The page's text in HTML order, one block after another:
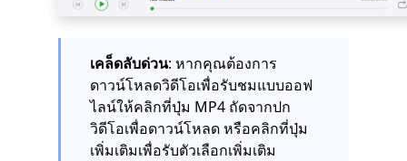
เคล็ดลับด่วน: หากคุณต้องการ
ดาวน์โหลดวิดีโอเพื่อรับชมแบบออฟ
ไลน์ให้คลิกที่ปุ่ม MP4 ถัดจากปก
วิดีโอเพื่อดาวน์โหลด หรือคลิกที่ปุ่ม
เพิ่มเติมเพื่อรับตัวเลือกเพิ่มเติม